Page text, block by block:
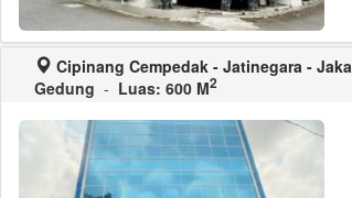
Cipinang Cempedak - Jatinegara -
Gedung - Luas: 600 M2